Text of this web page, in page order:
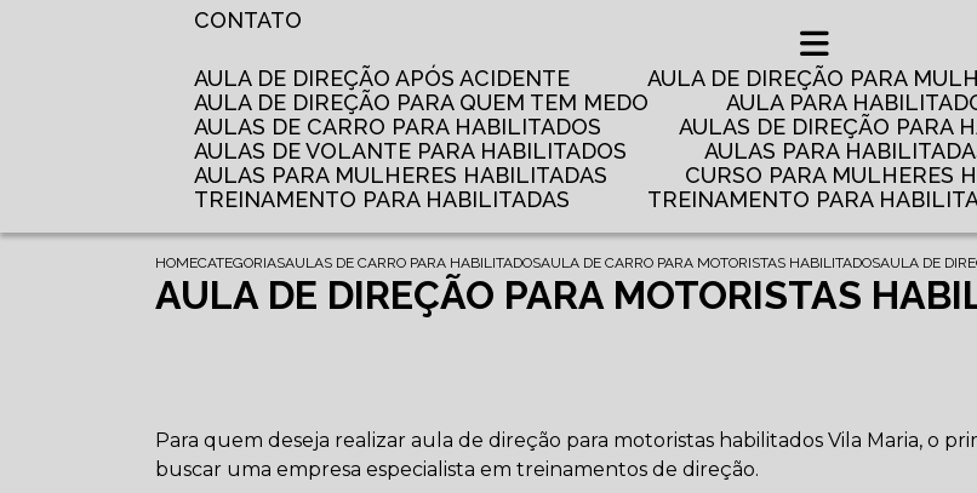
CONTATO
AULA DE DIREÇÃO APÓS ACIDENTE
AULA DE DIREÇÃO PARA
AULA DE DIREÇÃO PARA QUEM TEM MEDO
AULA PARA
AULAS DE CARRO PARA HABILITADOS
AULAS DE DIREÇÃO PARA
AULAS DE VOLANTE PARA HABILITADOS
AULAS PARA
AULAS PARA MULHERES HABILITADAS
CURSO PARA MULHERES
TREINAMENTO PARA HABILITADAS
TREINAMENTO PARA
HOMECATEGORIASAULAS DE CARRO PARA HABILITADOSAULA DE CARRO PARA MOTORISTAS HABILITADOSAULA DE
AULA DE DIREÇÃO PARA MOTORISTAS
Para quem deseja realizar aula de direção para motoristas habilitados Vila Maria, o
buscar uma empresa especialista em treinamentos de direção.